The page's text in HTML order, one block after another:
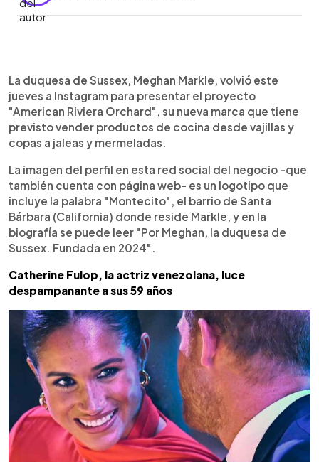
Escuchar artículo
La duquesa de Sussex, Meghan Markle, volvió este
jueves a Instagram para presentar el proyecto
"American Riviera Orchard", su nueva marca que tiene
previsto vender productos de cocina desde vajillas y
copas a jaleas y mermeladas.
La imagen del perfil en esta red social del negocio -que
también cuenta con página web- es un logotipo que
incluye la palabra "Montecito", el barrio de Santa
Bárbara (California) donde reside Markle, y en la
biografía se puede leer "Por Meghan, la duquesa de
Sussex. Fundada en 2024".
Catherine Fulop, la actriz venezolana, luce
despampanante a sus 59 años